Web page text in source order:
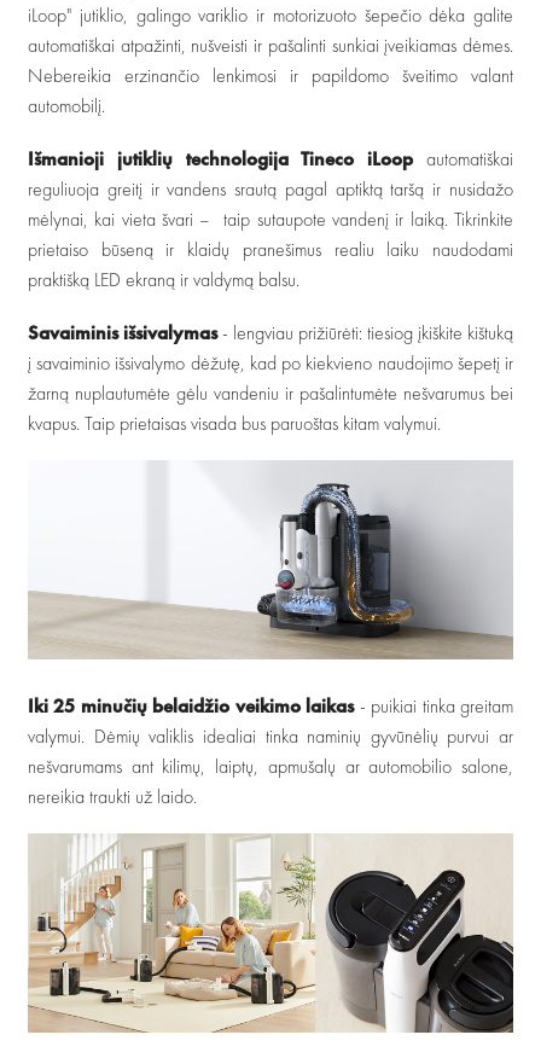
iLoop" jutiklio, galingo variklio ir motorizuoto šepečio dėka galite
automatiškai atpažinti, nušveisti ir pašalinti sunkiai įveikiamas dėmes.
Nebereikia erzinančio lenkimosi ir papildomo šveitimo valant
automobilį.
Išmanioji jutiklių technologija Tineco iLoopautomatiškai
reguliuoja greitį ir vandens srautą pagal aptiktą taršą ir nusidažo
mėlynai, kai vieta švari – taip sutaupote vandenį ir laiką. Tikrinkite
prietaiso būseną ir klaidų pranešimus realiu laiku naudodami
praktišką LED ekraną ir valdymą balsu.
Savaiminis išsivalymas- lengviau prižiūrėti: tiesiog įkiškite kištuką
į savaiminio išsivalymo dėžutę, kad po kiekvieno naudojimo šepetį ir
žarną nuplautumėte gėlu vandeniu ir pašalintumėte nešvarumus bei
kvapus. Taip prietaisas visada bus paruoštas kitam valymui.
Iki 25 minučių belaidžio veikimo laikas- puikiai tinka greitam
valymui. Dėmių valiklis idealiai tinka naminių gyvūnėlių purvui ar
nešvarumams ant kilimų, laiptų, apmušalų ar automobilio salone,
nereikia traukti už laido.